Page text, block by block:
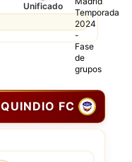
Unificado
QUINDIO FC